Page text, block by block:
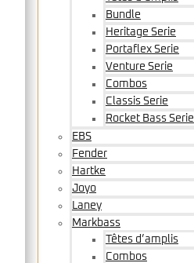
Bundle
Heritage Serie
Portaflex Serie
Venture Serie
Combos
Classis Serie
Rocket Bass Serie
EBS
Fender
Hartke
Joyo
Laney
Markbass
Têtes d’amplis
Combos